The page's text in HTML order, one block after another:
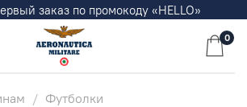
заказ по промокоду «HELLO»
0
Футболки